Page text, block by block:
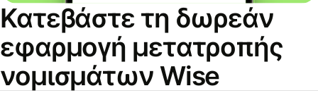
Κατεβάστε τη δωρεάν
εφαρμογή μετατροπής
νομισμάτων Wise